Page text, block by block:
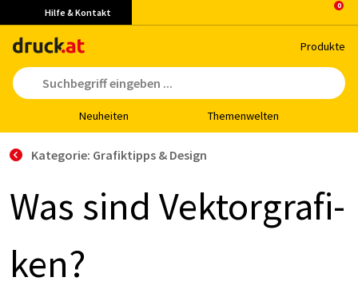
Hilfe & Kontakt
Pro­duk­te
Neu­hei­ten The­men­wel­ten
Kategorie: Grafiktipps & Design
Was sind Vek­tor­gra­fi­
ken?